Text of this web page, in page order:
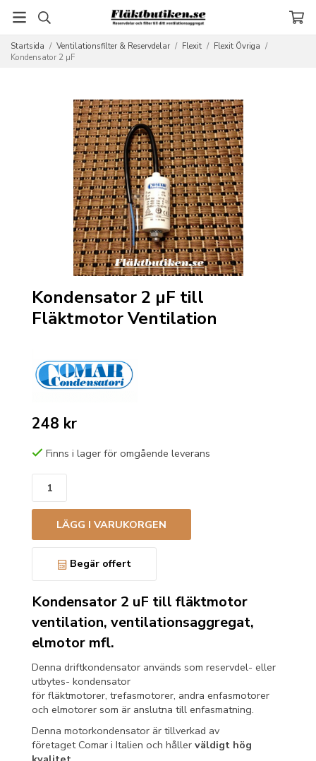
Startsida / Ventilationsfilter & Reservdelar / Flexit / Flexit Övriga /
Kondensator 2 µF
Kondensator 2 µF till
Fläktmotor Ventilation
248 kr
Finns i lager för omgående leverans
LÄGG I VARUKORGEN
Begär offert
Kondensator 2 uF till fläktmotor
ventilation, ventilationsaggregat,
elmotor mfl.
Denna driftkondensator används som reservdel- eller
utbytes- kondensator
för fläktmotorer, trefasmotorer, andra enfasmotorer
och elmotorer som är anslutna till enfasmatning.
Denna motorkondensator är tillverkad av
företaget Comar i Italien och håller väldigt hög